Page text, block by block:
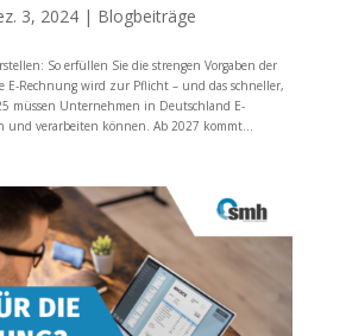
3, 2024| Blogbeiträge
So erfüllen Sie die strengen Vorgaben der
E-Rechnung wird zur Pflicht – und das schneller,
müssen Unternehmen in Deutschland E-
und verarbeiten können. Ab 2027 kommt...